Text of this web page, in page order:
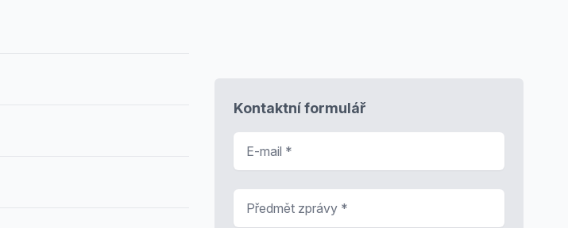
Kontaktní formulář